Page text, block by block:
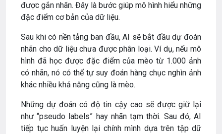
được gắn nhãn. Đây là bước giúp mô hình hiểu những
đặc điểm cơ bản của dữ liệu.
Sau khi có nền tảng ban đầu, AI sẽ bắt đầu dự đoán
nhãn cho dữ liệu chưa được phân loại. Ví dụ, nếu mô
hình đã học được đặc điểm của mèo từ 1.000 ảnh
có nhãn, nó có thể tự suy đoán hàng chục nghìn ảnh
khác nhiều khả năng cũng là mèo.
Những dự đoán có độ tin cậy cao sẽ được giữ lại
như “pseudo labels” hay nhãn tạm thời. Sau đó, AI
tiếp tục huấn luyện lại chính mình dựa trên tập dữ